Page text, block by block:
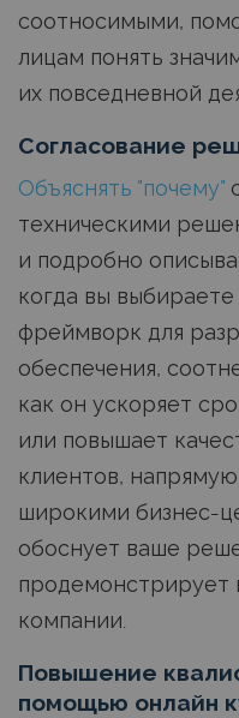
соотносимыми,
лицам понять
их повседневной
Согласование
Объяснять "почему"
техническими
и подробно
когда вы
фреймворк для
обеспечения,
как он ускоряет
или повышает
клиентов,
широкими бизнес-
обоснует ваше
продемонстрирует
компании.
Повышение
помощью онлайн